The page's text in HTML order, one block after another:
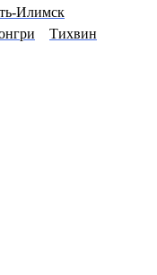
Илимск
Тихвин